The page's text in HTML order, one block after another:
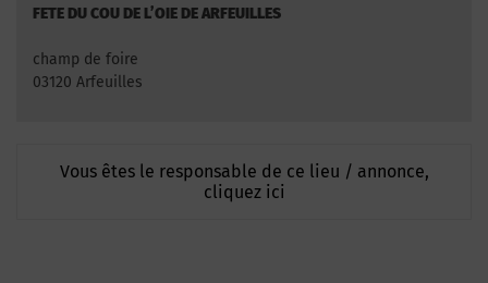
FETE DU COU DE L’OIE DE ARFEUILLES
champ de foire
03120 Arfeuilles
Vous êtes le responsable de ce lieu / annonce,
cliquez ici